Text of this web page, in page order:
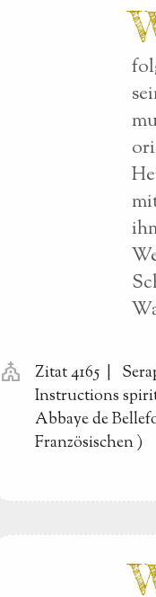
church Zitat 4165 |
Instructions
Abbaye de
Französischen)